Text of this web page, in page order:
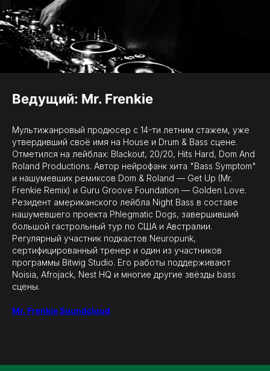
Ведущий: Mr. Frenkie
Мультижанровый продюсер с 14-ти летним стажем, уже
утвердивший своё имя на House и Drum & Bass сцене.
Отметился на лейблах: Blackout, 20/20, Hits Hard, Dom And
Roland Productions. Автор нейрофанк хита "Bass Symptom"
и нашумевших ремиксов Dom & Roland — Get Up (Mr.
Frenkie Remix) и Guru Groove Foundation — Golden Love.
Резидент американского лейбла Night Bass в составе
нашумевшего проекта Phlegmatic Dogs, завершивший
большой гастрольный тур по США и Австралии.
Регулярный участник подкастов Neuropunk,
сертифицированный тренер и один из участников
программы Bitwig Studio. Его работы поддерживают
Noisia, Afrojack, Nest HQ и многие другие звёзды bass
сцены.
Mr. Frenkie Soundcloud